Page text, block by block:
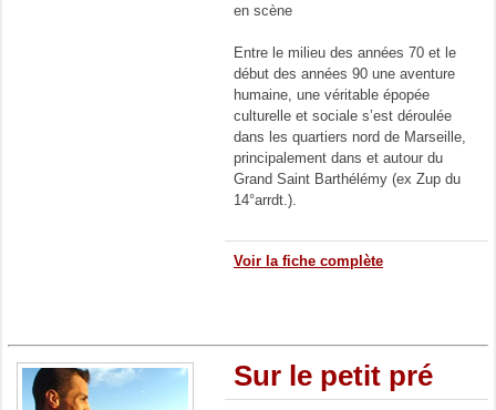
en scène
Entre le milieu des années 70 et le
début des années 90 une aventure
humaine, une véritable épopée
culturelle et sociale s’est déroulée
dans les quartiers nord de Marseille,
principalement dans et autour du
Grand Saint Barthélémy (ex Zup du
14°arrdt.).
Voir la fiche complète
Sur le petit pré